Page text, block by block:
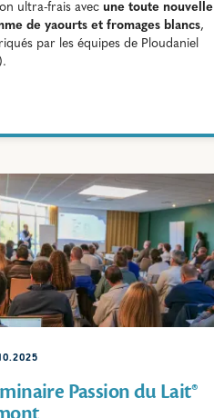
ultra-frais avec une toute nouvelle
de yaourts et fromages blancs,
par les équipes de Ploudaniel
Passion du Lait®